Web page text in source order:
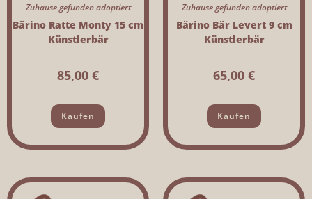
Zuhause gefunden adoptiert
Bärino Ratte Monty 15 cm
Künstlerbär
85,00 €
Kaufen
Zuhause gefunden adoptiert
Bärino Bär Levert 9 cm
Künstlerbär
65,00 €
Kaufen